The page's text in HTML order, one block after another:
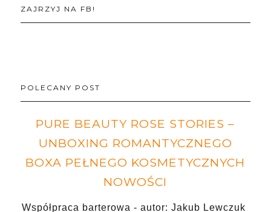
ZAJRZYJ NA FB!
POLECANY POST
PURE BEAUTY ROSE STORIES –
UNBOXING ROMANTYCZNEGO
BOXA PEŁNEGO KOSMETYCZNYCH
NOWOŚCI
Współpraca barterowa - autor: Jakub Lewczuk